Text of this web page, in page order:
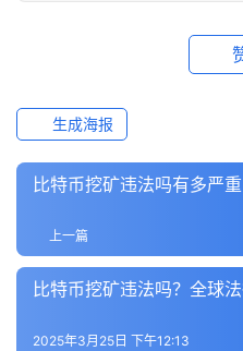
生成海报
比特币挖矿违法吗有多严重
上一篇
比特币挖矿违法吗？全球
2025年3月25日 下午12:13